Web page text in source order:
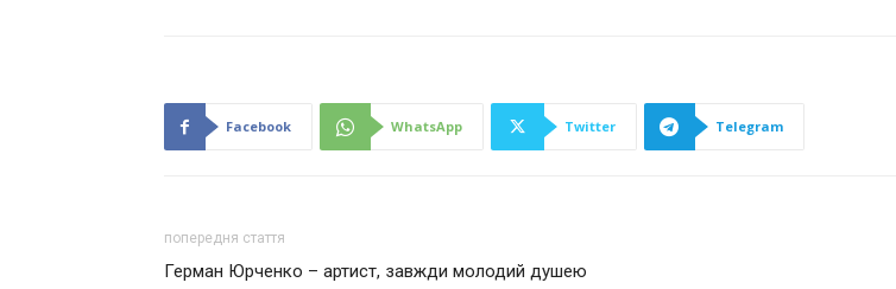
Facebook WhatsApp Twitter Telegram
попередня стаття
Герман Юрченко – артист, завжди молодий душею